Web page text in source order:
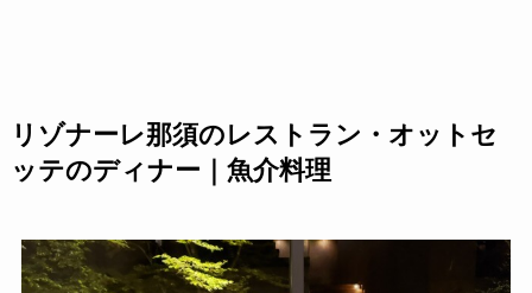
リゾナーレ那須のレストラン・オットセ
ッテのディナー｜魚介料理